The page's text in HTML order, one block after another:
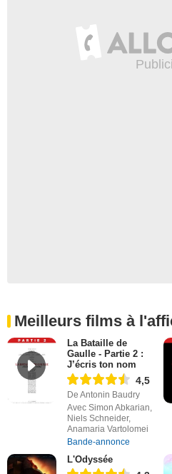
Meilleurs films à
La Bataille de
Gaulle - Partie 2 :
J’écris ton nom
4,5
De Antonin Baudry
Avec Simon Abkarian,
Niels Schneider,
Anamaria Vartolomei
Bande-annonce
L'Odyssée